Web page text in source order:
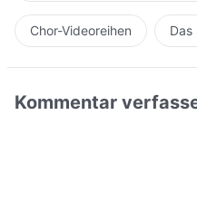
Chor-Videoreihen Das
Kommentar